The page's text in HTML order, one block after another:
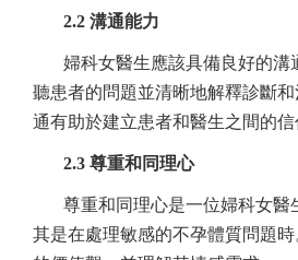
2.2 溝通能力
婦科女醫生應該具備良好的溝
聽患者的問題並清晰地解釋診斷
通有助於建立患者和醫生之間的信
2.3 尊重和同理心
尊重和同理心是一位婦科女醫
其是在處理敏感的不孕體質問題